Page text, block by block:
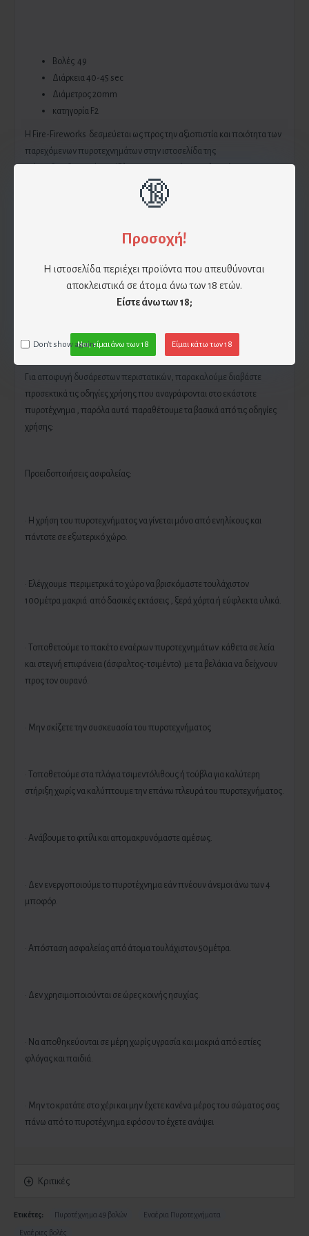
🔞
Προσοχή!
Η ιστοσελίδα περιέχει προϊόντα που απευθύνονται
αποκλειστικά σε άτομα άνω των 18 ετών.
Είστε άνω των 18;
Ναι, είμαι άνω των 18 Είμαι κάτω των 18
Don't show again.
Βολές 49
Διάρκεια 40-45 sec
Διάμετρος 20mm
κατηγορία F2
H Fire-Fireworks δεσμεύεται ως προς την αξιοπιστία και ποιότητα των
παρεχόμενων πυροτεχνημάτων στην ιστοσελίδα της
κανόνες ασφαλείας και διαθέτουν πλήρης οδηγίες στα Ελληνικά. Η Fire-
Fireworks δεν φέρει καμία ευθύνη σε περίπτωση ατυχήματος λόγω μη
τήρηση των κανόνων ασφαλείας.
Επίσης η Fire-Fireworks δεν φέρει καμία ευθύνη για φθορά του
πυροτεχνήματος λόγω πτώσης , υγρασίας και βίαιης συμπεριφοράς. Αν
Για αποφυγή δυσάρεστων περιστατικών, παρακαλούμε διαβάστε
προσεκτικά τις οδηγίες χρήσης που αναγράφονται στο εκάστοτε
πυροτέχνημα , παρόλα αυτά παραθέτουμε τα βασικά από τις οδηγίες
χρήσης:
Προειδοποιήσεις ασφαλείας:
· Η χρήση του πυροτεχνήματος να γίνεται μόνο από ενηλίκους και
πάντοτε σε εξωτερικό χώρο.
· Ελέγχουμε περιμετρικά το χώρο να βρισκόμαστε τουλάχιστον
100μέτρα μακριά από δασικές εκτάσεις , ξερά χόρτα ή εύφλεκτα υλικά.
· Τοποθετούμε το πακέτο εναέριων πυροτεχνημάτων κάθετα σε λεία
και στεγνή επιφάνεια (άσφαλτος-τσιμέντο) με τα βελάκια να δείχνουν
προς τον ουρανό.
· Μην σκίζετε την συσκευασία του πυροτεχνήματος
· Τοποθετούμε στα πλάγια τσιμεντόλιθους ή τούβλα για καλύτερη
στήριξη χωρίς να καλύπτουμε την επάνω πλευρά του πυροτεχνήματος.
· Ανάβουμε το φιτίλι και απομακρυνόμαστε αμέσως.
· Δεν ενεργοποιούμε το πυροτέχνημα εάν πνέουν άνεμοι άνω των 4
μποφόρ.
· Απόσταση ασφαλείας από άτομα τουλάχιστον 50μέτρα.
· Δεν χρησιμοποιούνται σε ώρες κοινής ησυχίας.
· Να αποθηκεύονται σε μέρη χωρίς υγρασία και μακριά από εστίες
φλόγας και παιδιά.
· Μην το κρατάτε στο χέρι και μην έχετε κανένα μέρος του σώματος σας
πάνω από το πυροτέχνημα εφόσον το έχετε ανάψει
Κριτικές
Ετικέτες: Πυροτέχνημα 49 βολών Εναέρια Πυροτεχνήματα
Εναέριες βολές